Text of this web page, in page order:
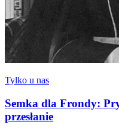
Tylko u nas
Semka dla Frondy:
przesłanie